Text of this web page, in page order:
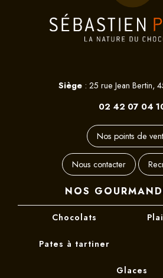
Siège : 25 rue Jean Bertin,
02 42 07 04
Nos points de
Nous contacter
NOS
Chocolats
Pates à tartiner
Glaces